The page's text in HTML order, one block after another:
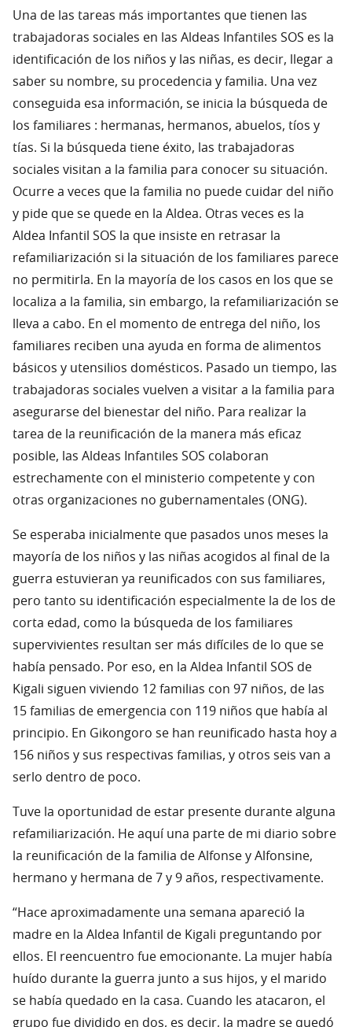
Una de las tareas más importantes que tienen las
trabajadoras sociales en las Aldeas Infantiles SOS es la
identificación de los niños y las niñas, es decir, llegar a
saber su nombre, su procedencia y familia. Una vez
conseguida esa información, se inicia la búsqueda de
los familiares : hermanas, hermanos, abuelos, tíos y
tías. Si la búsqueda tiene éxito, las trabajadoras
sociales visitan a la familia para conocer su situación.
Ocurre a veces que la familia no puede cuidar del niño
y pide que se quede en la Aldea. Otras veces es la
Aldea Infantil SOS la que insiste en retrasar la
refamiliarización si la situación de los familiares parece
no permitirla. En la mayoría de los casos en los que se
localiza a la familia, sin embargo, la refamiliarización se
lleva a cabo. En el momento de entrega del niño, los
familiares reciben una ayuda en forma de alimentos
básicos y utensilios domésticos. Pasado un tiempo, las
trabajadoras sociales vuelven a visitar a la familia para
asegurarse del bienestar del niño. Para realizar la
tarea de la reunificación de la manera más eficaz
posible, las Aldeas Infantiles SOS colaboran
estrechamente con el ministerio competente y con
otras organizaciones no gubernamentales (ONG).
Se esperaba inicialmente que pasados unos meses la
mayoría de los niños y las niñas acogidos al final de la
guerra estuvieran ya reunificados con sus familiares,
pero tanto su identificación especialmente la de los de
corta edad, como la búsqueda de los familiares
supervivientes resultan ser más difíciles de lo que se
había pensado. Por eso, en la Aldea Infantil SOS de
Kigali siguen viviendo 12 familias con 97 niños, de las
15 familias de emergencia con 119 niños que había al
principio. En Gikongoro se han reunificado hasta hoy a
156 niños y sus respectivas familias, y otros seis van a
serlo dentro de poco.
Tuve la oportunidad de estar presente durante alguna
refamiliarización. He aquí una parte de mi diario sobre
la reunificación de la familia de Alfonse y Alfonsine,
hermano y hermana de 7 y 9 años, respectivamente.
“Hace aproximadamente una semana apareció la
madre en la Aldea Infantil de Kigali preguntando por
ellos. El reencuentro fue emocionante. La mujer había
huído durante la guerra junto a sus hijos, y el marido
se había quedado en la casa. Cuando les atacaron, el
grupo fue dividido en dos, es decir, la madre se quedó